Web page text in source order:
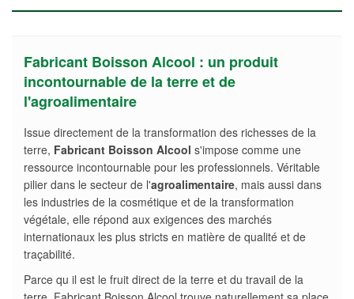
Fabricant Boisson Alcool : un produit
incontournable de la terre et de
l'agroalimentaire
Issue directement de la transformation des richesses de la
terre, Fabricant Boisson Alcool s'impose comme une
ressource incontournable pour les professionnels. Véritable
pilier dans le secteur de l'agroalimentaire, mais aussi dans
les industries de la cosmétique et de la transformation
végétale, elle répond aux exigences des marchés
internationaux les plus stricts en matière de qualité et de
traçabilité.
Parce qu il est le fruit direct de la terre et du travail de la